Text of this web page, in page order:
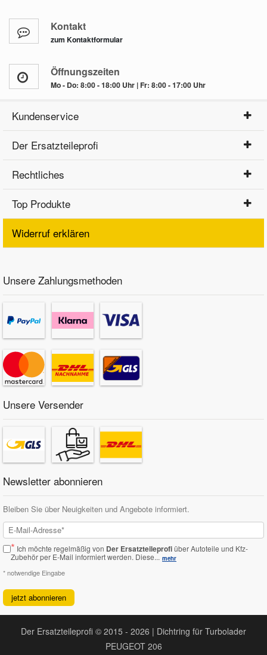
Kontakt
zum Kontaktformular
Öffnungszeiten
Mo - Do: 8:00 - 18:00 Uhr | Fr: 8:00 - 17:00 Uhr
Kundenservice
Der Ersatzteileprofi
Rechtliches
Top Produkte
Widerruf erklären
Unsere Zahlungsmethoden
Unsere Versender
Newsletter abonnieren
Bleiben Sie über Neuigkeiten und Angebote informiert.
* Ich möchte regelmäßig von Der Ersatzteileprofiüber Autoteile und Kfz-
Zubehör per E-Mail informiert werden. Diese... mehr
* notwendige Eingabe
jetzt abonnieren
Der Ersatzteileprofi © 2015 - 2026 | Dichtring für Turbolader
PEUGEOT 206